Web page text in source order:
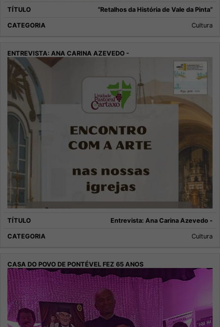
“Retalhos da História de Vale da Pinta”
Cultura
Entrevista: Ana Carina Azevedo -
Cultura